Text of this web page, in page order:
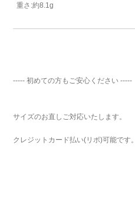
重さ:約8.1g
----- 初めての方もご安心ください -----
サイズのお直しご対応いたします。
クレジットカード払い(リボ)可能です。